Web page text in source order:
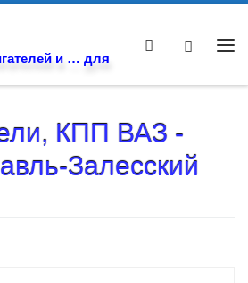
и … для
Search
КПП ВАЗ -
Залесский